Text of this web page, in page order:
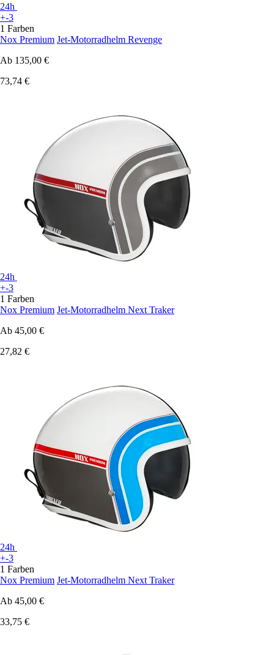
24h
+-3
1 Farben
Nox Premium Jet-Motorradhelm Revenge
Ab 135,00 €
73,74 €
24h
+-3
1 Farben
Nox Premium Jet-Motorradhelm Next Traker
Ab 45,00 €
27,82 €
24h
+-3
1 Farben
Nox Premium Jet-Motorradhelm Next Traker
Ab 45,00 €
33,75 €